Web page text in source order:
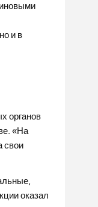
и в
органов
«На
свои
оказал